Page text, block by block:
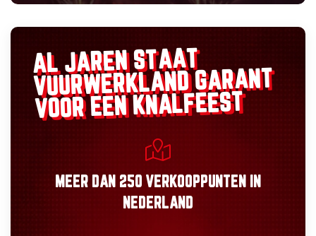
AL JAREN STAAT
VUURWERKLANDGARANT
VOOR EEN KNALFEEST
MEER DAN 250 VERKOOPPUNTEN
IN
NEDERLAND